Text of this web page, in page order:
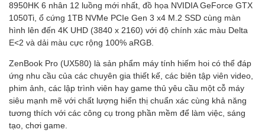
8950HK 6 nhân 12 luồng mới nhất, đồ họa NVIDIA GeForce GTX
1050Ti, ổ cứng 1TB NVMe PCIe Gen 3 x4 M.2 SSD cùng màn
hình lên đến 4K UHD (3840 x 2160) với độ chính xác màu Delta
E<2 và dải màu cực rộng 100% aRGB.
ZenBook Pro (UX580) là sản phẩm máy tính hiếm hoi có thể đáp
ứng nhu cầu của các chuyên gia thiết kế, các biên tập viên video,
phim ảnh, các lập trình viên hay game thủ yêu cầu một cỗ máy
siêu mạnh mẽ với chất lượng hiển thị chuẩn xác cùng khả năng
tương thích với các công cụ trong phần mềm để làm việc, sáng
tạo, chơi game.